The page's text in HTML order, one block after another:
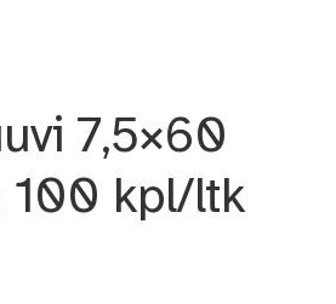
7,5×60
100 kpl/ltk